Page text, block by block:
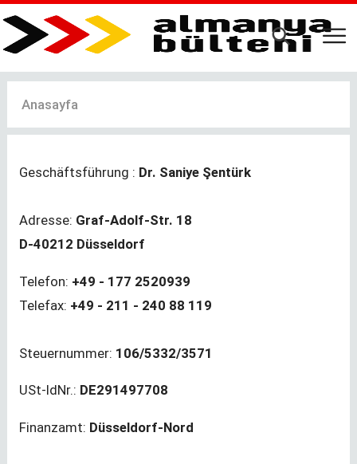
Ana
içeriğe
Anasayfa
Geschäftsführung : Dr. Saniye Şentürk
Adresse: Graf-Adolf-Str. 18
D-40212 Düsseldorf
Telefon: +49 - 177 2520939
Telefax: +49 - 211 - 240 88 119
Steuernummer: 106/5332/3571
USt-IdNr.: DE291497708
Finanzamt: Düsseldorf-Nord